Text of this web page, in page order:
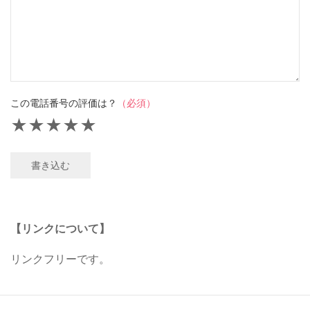
この電話番号の評価は？ （必須）
★
★
★
★
★
書き込む
【リンクについて】
リンクフリーです。